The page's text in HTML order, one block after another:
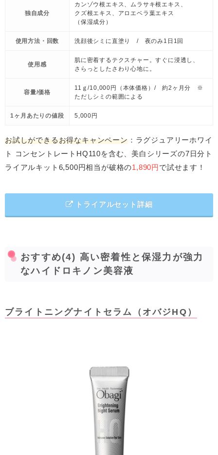
独自成分
カンゾウ根エキス、ムラサキ根エキス、
クズ根エキス、アロエベラ葉エキス
（保湿成分）
使用方法・回数 洗顔後シミに直塗り / 夜のみ1日1回
使用感
肌に密着するテクスチャー。すぐに浸透し、
さらっとしたさわり心地に。
容量/価格
11ｇ/10,000円（本体価格）/ 約2ヶ月分 ※
ただしシミの範囲による
1ヶ月あたりの値段 5,000円
お試しができるお得なキャンペーン：ラグジュアリーホワイ
ト コンセントレートHQ110を含む、美白シリーズの7日分ト
ライアルキット6,500円相当が破格の1,890円 で試せます！
トライアルセット詳細
おすすめ(4) 高い密着性と保湿力が強力
なハイドロキノン美容液
ブライトニングナイトセラム（オバジHQ）